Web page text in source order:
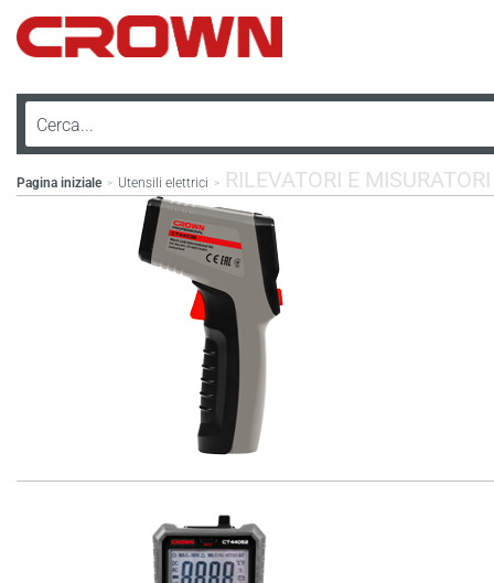
Pagina iniziale > Utensili elettrici > RILEVATORI E